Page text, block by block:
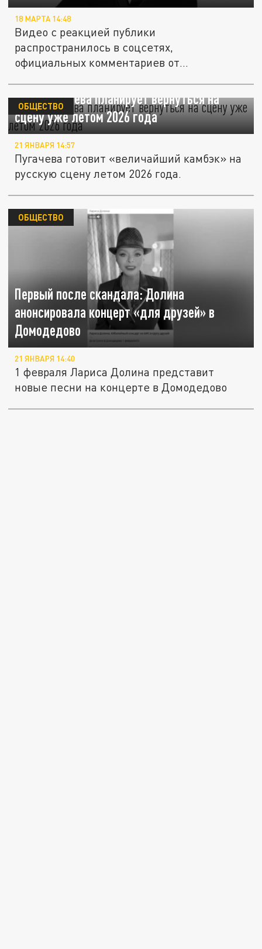
18 МАРТА 14:48
Видео с реакцией публики
распространилось в соцсетях,
официальных комментариев от
Алла Пугачева планирует вернуться на
сцену уже летом 2026 года
ОБЩЕСТВО
21 ЯНВАРЯ 14:57
Пугачева готовит «величайший камбэк» на
русскую сцену летом 2026 года.
Первый после скандала: Долина
анонсировала концерт «для друзей» в
Домодедово
ОБЩЕСТВО
21 ЯНВАРЯ 14:40
1 февраля Лариса Долина представит
новые песни на концерте в Домодедово